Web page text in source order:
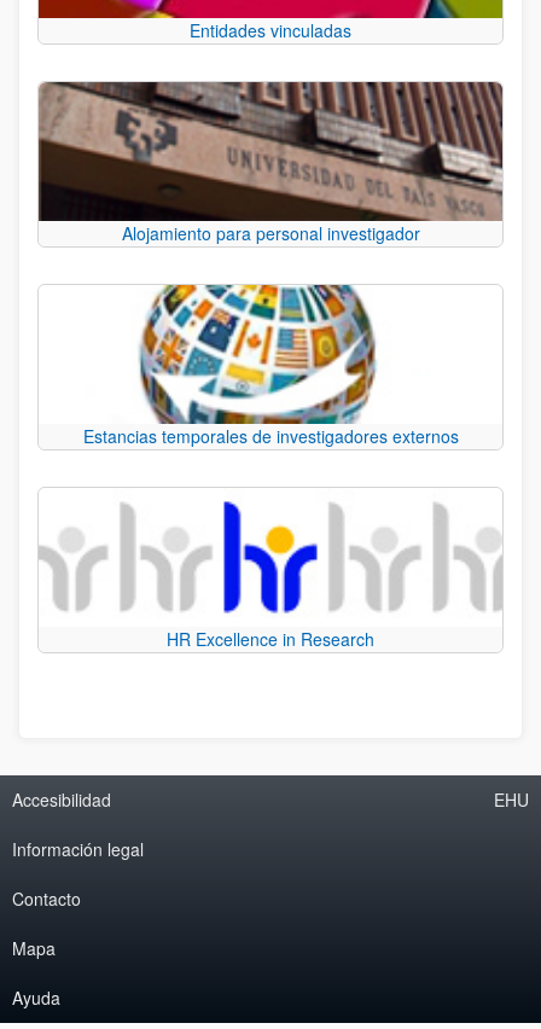
Entidades vinculadas
Alojamiento para personal investigador
Estancias temporales de investigadores externos
HR Excellence in Research
Accesibilidad
Información legal
Contacto
Mapa
Ayuda
EHU